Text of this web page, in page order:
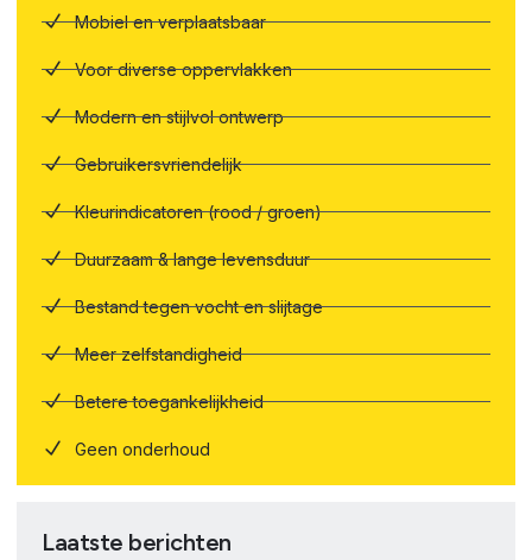
Mobiel en verplaatsbaar
Voor diverse oppervlakken
Modern en stijlvol ontwerp
Gebruikersvriendelijk
Kleurindicatoren (rood / groen)
Duurzaam & lange levensduur
Bestand tegen vocht en slijtage
Meer zelfstandigheid
Betere toegankelijkheid
Geen onderhoud
Laatste berichten